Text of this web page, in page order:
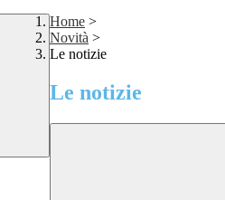
Home >
Novità >
Le notizie
Le notizie